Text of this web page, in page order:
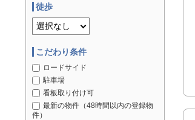
徒歩
こだわり条件
ロードサイド
駐車場
看板取り付け可
最新の物件（48時間以内の登録物
件）